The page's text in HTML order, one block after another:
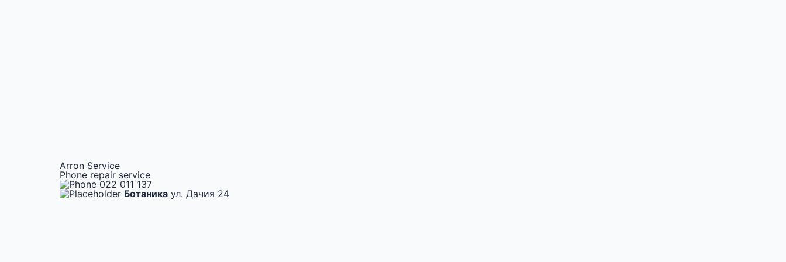
Arron Service
Phone repair service
022 011 137
Ботаника ул. Дачия 24